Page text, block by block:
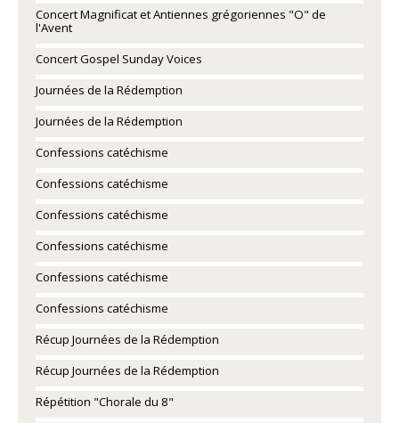
Concert Magnificat et Antiennes grégoriennes "O" de
l'Avent
Concert Gospel Sunday Voices
Journées de la Rédemption
Journées de la Rédemption
Confessions catéchisme
Confessions catéchisme
Confessions catéchisme
Confessions catéchisme
Confessions catéchisme
Confessions catéchisme
Récup Journées de la Rédemption
Récup Journées de la Rédemption
Répétition "Chorale du 8"